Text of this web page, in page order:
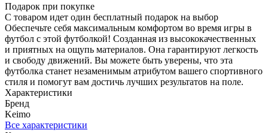
Подарок при покупке
С товаром идет один бесплатный подарок на выбор
Обеспечьте себя максимальным комфортом во время игры в
футбол с этой футболкой! Созданная из высококачественных
и приятных на ощупь материалов. Она гарантируют легкость
и свободу движений. Вы можете быть уверены, что эта
футболка станет незаменимым атрибутом вашего спортивного
стиля и помогут вам достичь лучших результатов на поле.
Характеристики
Бренд
Keimo
Все характеристики